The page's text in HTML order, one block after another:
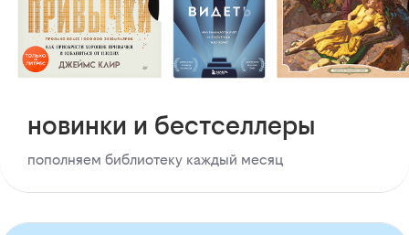
новинки и бестселлеры
пополняем библиотеку каждый месяц